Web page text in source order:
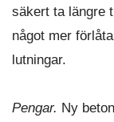
säkert ta längre
något mer
lutningar.
Pengar. Ny